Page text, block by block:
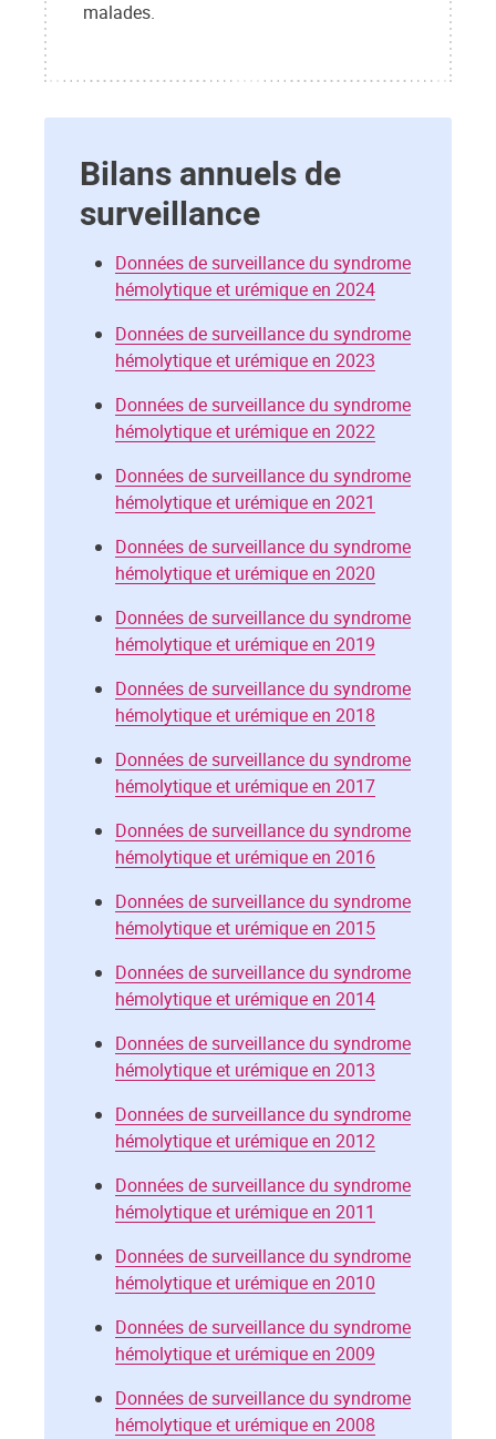
malades.
Bilans annuels de
surveillance
Données de surveillance du syndrome
hémolytique et urémique en 2024
Données de surveillance du syndrome
hémolytique et urémique en 2023
Données de surveillance du syndrome
hémolytique et urémique en 2022
Données de surveillance du syndrome
hémolytique et urémique en 2021
Données de surveillance du syndrome
hémolytique et urémique en 2020
Données de surveillance du syndrome
hémolytique et urémique en 2019
Données de surveillance du syndrome
hémolytique et urémique en 2018
Données de surveillance du syndrome
hémolytique et urémique en 2017
Données de surveillance du syndrome
hémolytique et urémique en 2016
Données de surveillance du syndrome
hémolytique et urémique en 2015
Données de surveillance du syndrome
hémolytique et urémique en 2014
Données de surveillance du syndrome
hémolytique et urémique en 2013
Données de surveillance du syndrome
hémolytique et urémique en 2012
Données de surveillance du syndrome
hémolytique et urémique en 2011
Données de surveillance du syndrome
hémolytique et urémique en 2010
Données de surveillance du syndrome
hémolytique et urémique en 2009
Données de surveillance du syndrome
hémolytique et urémique en 2008